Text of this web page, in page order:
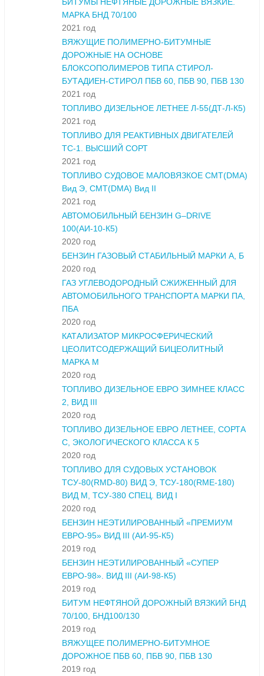
БИТУМЫ НЕФТЯНЫЕ ДОРОЖНЫЕ ВЯЗКИЕ.
МАРКА БНД 70/100
2021 год
ВЯЖУЩИЕ ПОЛИМЕРНО-БИТУМНЫЕ
ДОРОЖНЫЕ НА ОСНОВЕ
БЛОКСОПОЛИМЕРОВ ТИПА СТИРОЛ-
БУТАДИЕН-СТИРОЛ ПБВ 60, ПБВ 90, ПБВ 130
2021 год
ТОПЛИВО ДИЗЕЛЬНОЕ ЛЕТНЕЕ Л-55(ДТ-Л-К5)
2021 год
ТОПЛИВО ДЛЯ РЕАКТИВНЫХ ДВИГАТЕЛЕЙ
ТС-1. ВЫСШИЙ СОРТ
2021 год
ТОПЛИВО СУДОВОЕ МАЛОВЯЗКОЕ СМТ(DMA)
Вид Э, СМТ(DMA) Вид II
2021 год
АВТОМОБИЛЬНЫЙ БЕНЗИН G–DRIVE
100(АИ-10-К5)
2020 год
БЕНЗИН ГАЗОВЫЙ СТАБИЛЬНЫЙ МАРКИ А, Б
2020 год
ГАЗ УГЛЕВОДОРОДНЫЙ СЖИЖЕННЫЙ ДЛЯ
АВТОМОБИЛЬНОГО ТРАНСПОРТА МАРКИ ПА,
ПБА
2020 год
КАТАЛИЗАТОР МИКРОСФЕРИЧЕСКИЙ
ЦЕОЛИТСОДЕРЖАЩИЙ БИЦЕОЛИТНЫЙ
МАРКА М
2020 год
ТОПЛИВО ДИЗЕЛЬНОЕ ЕВРО ЗИМНЕЕ КЛАСС
2, ВИД III
2020 год
ТОПЛИВО ДИЗЕЛЬНОЕ ЕВРО ЛЕТНЕЕ, СОРТА
С, ЭКОЛОГИЧЕСКОГО КЛАССА К 5
2020 год
ТОПЛИВО ДЛЯ СУДОВЫХ УСТАНОВОК
ТСУ-80(RMD-80) ВИД Э, ТСУ-180(RME-180)
ВИД М, ТСУ-380 СПЕЦ. ВИД I
2020 год
БЕНЗИН НЕЭТИЛИРОВАННЫЙ «ПРЕМИУМ
ЕВРО-95» ВИД III (АИ-95-К5)
2019 год
БЕНЗИН НЕЭТИЛИРОВАННЫЙ «СУПЕР
ЕВРО-98». ВИД III (АИ-98-К5)
2019 год
БИТУМ НЕФТЯНОЙ ДОРОЖНЫЙ ВЯЗКИЙ БНД
70/100, БНД100/130
2019 год
ВЯЖУЩЕЕ ПОЛИМЕРНО-БИТУМНОЕ
ДОРОЖНОЕ ПБВ 60, ПБВ 90, ПБВ 130
2019 год